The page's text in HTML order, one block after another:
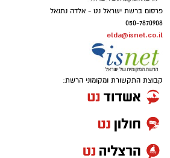
פרסום ברשת ישראל נט - אלדה נתנאל
050-7870908
elda@isnet.co.il
קבוצת התקשורת ומקומוני הרשת: